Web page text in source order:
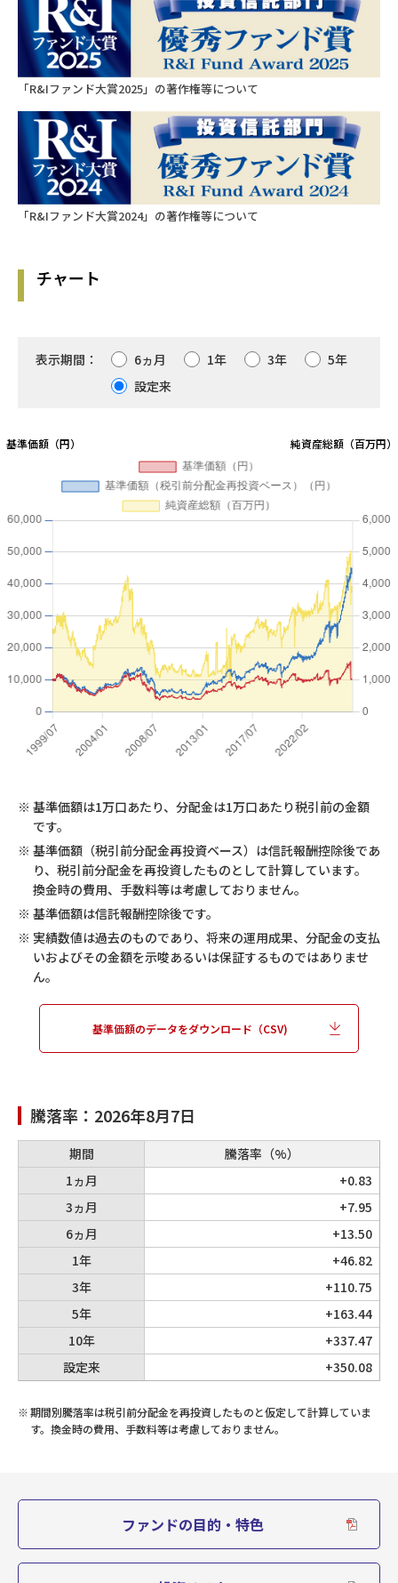
第20期 2019/06/24
0
9,085
第19期 2018/06/22
460
10,002
第18期 2017/06/22
0
9,581
第17期 2016/06/22
0
第16期 2015/06/22
2014/06/23
7,034
4,064
0
4,428
2010/06/22
0
4,721
2009/06/22
0
4,849
第9期 2008/06/23
0
10,067
第7期 2006/06/22
500
10,123
第6期 2005/06/22
8,126
7,927
第4期 2003/06/23
第3期 2002/06/24
2001/06/22
0
8,347
第1期 2000/06/22
1,000
10,113
「R&Iファンド大賞2025」の著作権等について
「R&Iファンド大賞2024」の著作権等について
チャート
表示期間： 6ヵ月 1年 3年
5年
設定来
※ 基準価額は1万口あたり、分配金は1万口あたり税引前の金額
です。
※ 基準価額（税引前分配金再投資ベース）は信託報酬控除後であ
り、税引前分配金を再投資したものとして計算しています。
換金時の費用、手数料等は考慮しておりません。
※ 基準価額は信託報酬控除後です。
※ 実績数値は過去のものであり、将来の運用成果、分配金の支払
いおよびその金額を示唆あるいは保証するものではありませ
ん。
基準価額のデータをダウンロード（CSV)
騰落率： 2026年8月7日
期間
1ヵ月
3ヵ月
6ヵ月
1年
3年
5年
10年
設定来
騰落率（%）
+0.83
+7.95
+13.50
+46.82
+110.75
+163.44
+337.47
+350.08
※期間別騰落率は税引前分配金を再投資したものと仮定して計算していま
す。換金時の費用、手数料等は考慮しておりません。
ファンドの目的・特色